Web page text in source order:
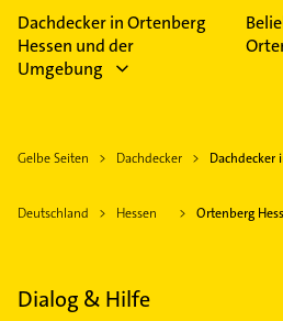
Dachdecker in Ortenberg
Hessen und der
Umgebung
Gelbe Seiten Dachdecker Dachdecker
Deutschland Hessen Ortenberg
Dialog & Hilfe